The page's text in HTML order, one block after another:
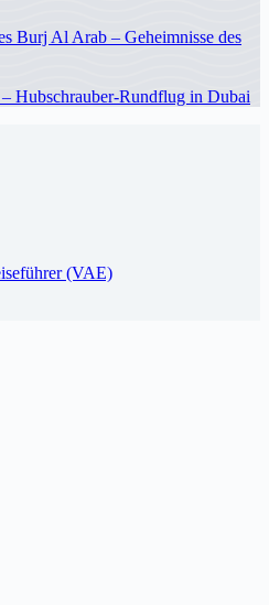
Burj Al Arab – Geheimnisse des
Hubschrauber-Rundflug in Dubai
(VAE)